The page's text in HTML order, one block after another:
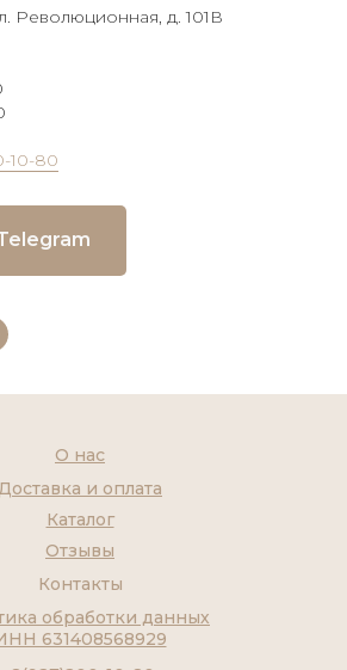
Революционная, д. 101В
10-80
Контакты
Каталог
О нас
и оплата
Отзывы
обработки данных
631408568929